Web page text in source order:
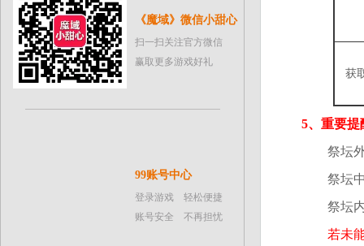
《魔域》微信小甜心
扫一扫关注官方微信
赢取更多游戏好礼
99账号中心
登录游戏 轻松便捷
账号安全 不再担忧
获
5、重要提
祭坛外
祭坛中
祭坛内
若未能